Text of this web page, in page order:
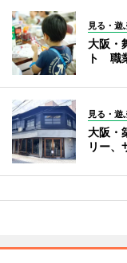
見る・遊
大阪・
ト 職
見る・遊
大阪・
リー、